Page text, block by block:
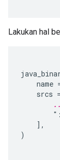
Lakukan hal
name
srcs
    ],